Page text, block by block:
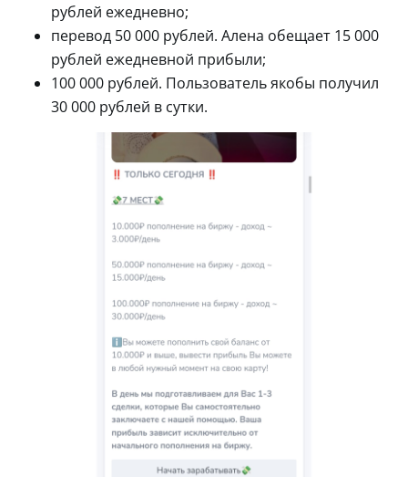
рублей ежедневно;
перевод 50 000 рублей. Алена обещает 15 000
рублей ежедневной прибыли;
100 000 рублей. Пользователь якобы получил
30 000 рублей в сутки.